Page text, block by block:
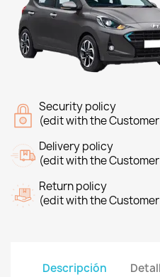
Security policy
(edit with the
Delivery policy
(edit with the
Return policy
(edit with the
Descripción